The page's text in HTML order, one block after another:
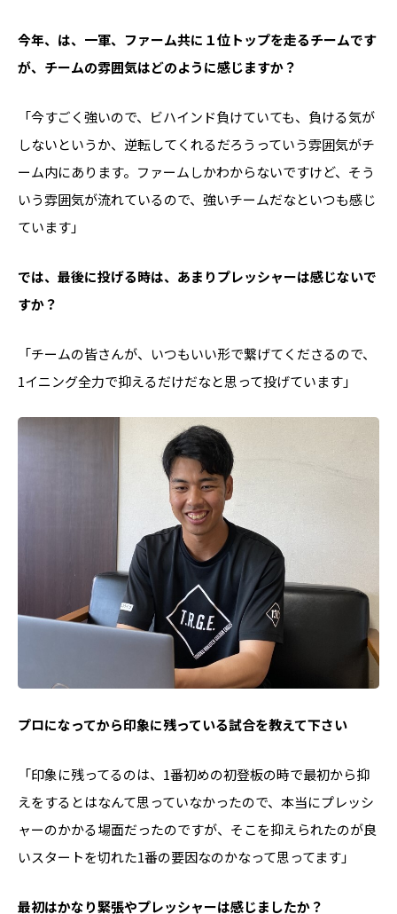
――今年、は、一軍、ファーム共に１位トップを走るチームです
が、チームの雰囲気はどのように感じますか？
「今すごく強いので、ビハインド負けていても、負ける気が
しないというか、逆転してくれるだろうっていう雰囲気がチ
ーム内にあります。ファームしかわからないですけど、そう
いう雰囲気が流れているので、強いチームだなといつも感じ
ています」
――では、最後に投げる時は、あまりプレッシャーは感じないで
すか？
「チームの皆さんが、いつもいい形で繋げてくださるので、
1イニング全力で抑えるだけだなと思って投げています」
――プロになってから印象に残っている試合を教えて下さい
「印象に残ってるのは、1番初めの初登板の時で最初から抑
えをするとはなんて思っていなかったので、本当にプレッシ
ャーのかかる場面だったのですが、そこを抑えられたのが良
いスタートを切れた1番の要因なのかなって思ってます」
――最初はかなり緊張やプレッシャーは感じましたか？